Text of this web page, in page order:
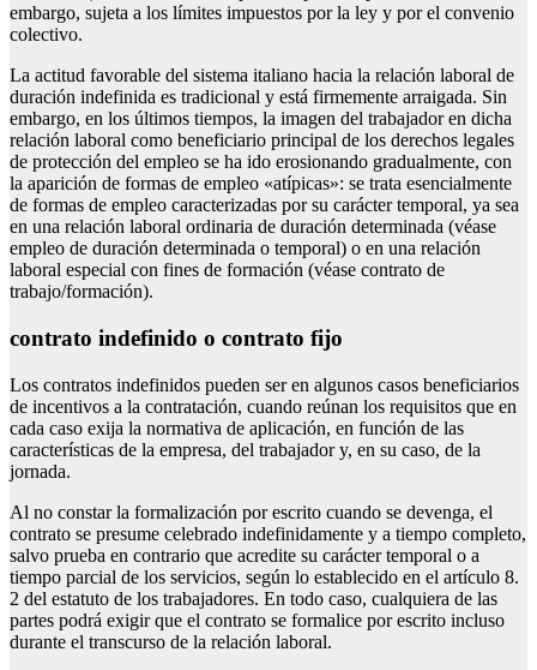
embargo, sujeta a los límites impuestos por la ley y por el convenio
colectivo.
La actitud favorable del sistema italiano hacia la relación laboral de
duración indefinida es tradicional y está firmemente arraigada. Sin
embargo, en los últimos tiempos, la imagen del trabajador en dicha
relación laboral como beneficiario principal de los derechos legales
de protección del empleo se ha ido erosionando gradualmente, con
la aparición de formas de empleo «atípicas»: se trata esencialmente
de formas de empleo caracterizadas por su carácter temporal, ya sea
en una relación laboral ordinaria de duración determinada (véase
empleo de duración determinada o temporal) o en una relación
laboral especial con fines de formación (véase contrato de
trabajo/formación).
contrato indefinido o contrato fijo
Los contratos indefinidos pueden ser en algunos casos beneficiarios
de incentivos a la contratación, cuando reúnan los requisitos que en
cada caso exija la normativa de aplicación, en función de las
características de la empresa, del trabajador y, en su caso, de la
jornada.
Al no constar la formalización por escrito cuando se devenga, el
contrato se presume celebrado indefinidamente y a tiempo completo,
salvo prueba en contrario que acredite su carácter temporal o a
tiempo parcial de los servicios, según lo establecido en el artículo 8.
2 del estatuto de los trabajadores. En todo caso, cualquiera de las
partes podrá exigir que el contrato se formalice por escrito incluso
durante el transcurso de la relación laboral.